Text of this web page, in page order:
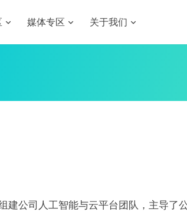
媒体专区 关于我们
建公司人工智能与云平台团队，主导了